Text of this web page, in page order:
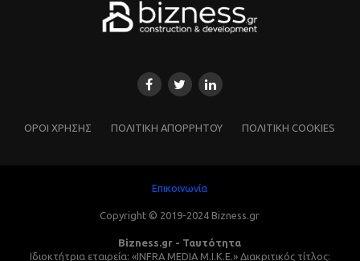
ΌΡΟΙ ΧΡΗΣΗΣ ΠΟΛΙΤΙΚΗ ΑΠΟΡΡΗΤΟΥ ΠΟΛΙΤΙΚΗ COOKIES
Επικοινωνία
Copyright © 2019-2024 Bizness.gr
Bizness.gr - Ταυτότητα
Ιδιοκτήτρια εταιρεία: «INFRA MEDIA M.I.K.E.» Διακριτικός τίτλος: